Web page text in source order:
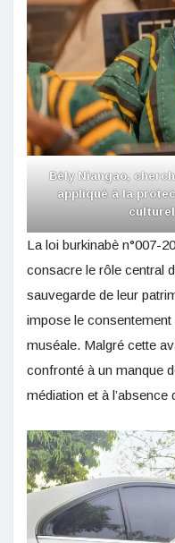
Bély Niangao,
appliqué à la
La loi burkinabè n°007-
consacre le rôle central
sauvegarde de leur
impose le
muséale. Malgré cette
confronté à un manque
médiation et à